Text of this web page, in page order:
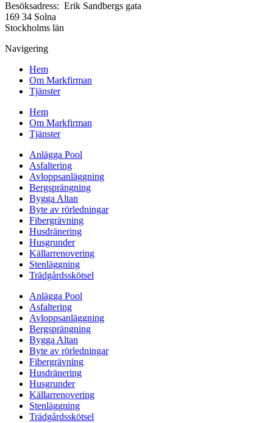
Besöksadress: Erik Sandbergs gata
169 34 Solna
Stockholms län
Navigering
Hem
Om Markfirman
Tjänster
Hem
Om Markfirman
Tjänster
Anlägga Pool
Asfaltering
Avloppsanläggning
Bergsprängning
Bygga Altan
Byte av rörledningar
Fibergrävning
Husdränering
Husgrunder
Källarrenovering
Stenläggning
Trädgårdsskötsel
Anlägga Pool
Asfaltering
Avloppsanläggning
Bergsprängning
Bygga Altan
Byte av rörledningar
Fibergrävning
Husdränering
Husgrunder
Källarrenovering
Stenläggning
Trädgårdsskötsel